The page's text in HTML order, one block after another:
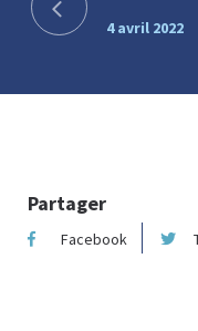
4 avril 2022
Partager
Facebook